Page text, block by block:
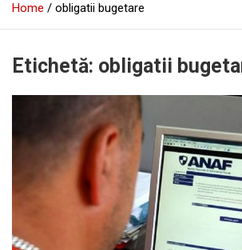
Home obligatii bugetare
Etichetă: obligatii